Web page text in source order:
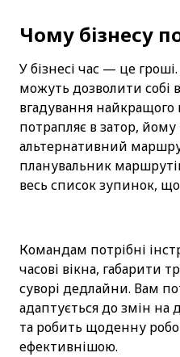
Чому бізнесу
У бізнесі час — це
можуть дозволити собі
вгадування
потрапляє в затор, йому
альтернативний
планувальник
весь список зупинок,
Командам потрібні
часові вікна, габарити
суворі дедлайни. Вам
адаптується до змін на
та робить щоденну
ефективнішою.